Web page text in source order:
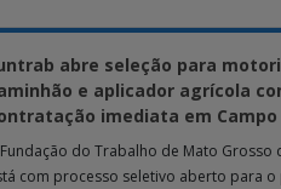
abre seleção para
e aplicador agrícola
imediata em Campo
do Trabalho de Mato Grosso
com processo seletivo aberto para